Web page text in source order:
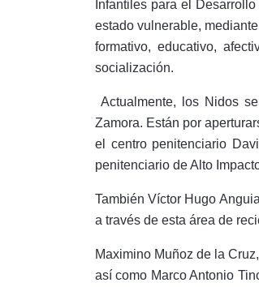
Infantiles para el
estado vulnerable,
formativo, educativo,
socialización.
Actualmente, los Nidos
Zamora. Están por
el centro penitenciario
penitenciario de Alto
También Víctor Hugo
a través de esta área de
Maximino Muñoz de la
así como Marco Antonio